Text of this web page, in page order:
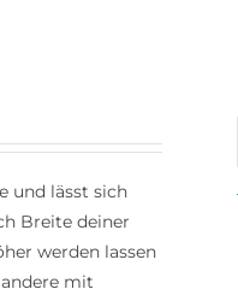
und lässt sich
Breite deiner
werden lassen
mit